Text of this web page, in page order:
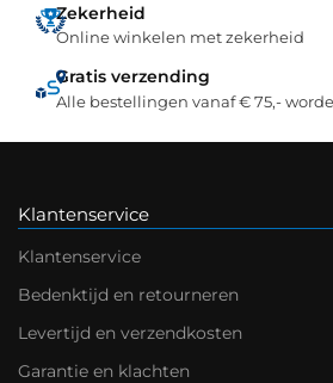
Zekerheid
Online winkelen met zekerheid
Gratis verzending
Alle bestellingen vanaf € 75,-
Klantenservice
Klantenservice
Bedenktijd en retourneren
Levertijd en verzendkosten
Garantie en klachten